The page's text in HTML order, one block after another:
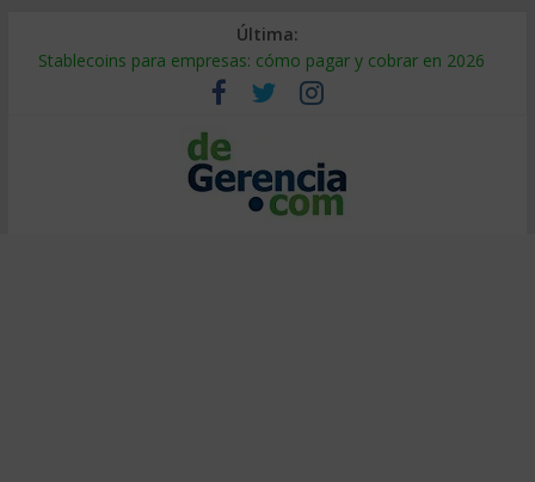
Última:
Stablecoins para empresas: cómo pagar y cobrar en 2026
Despido silencioso: qué es y por qué sale tan caro
IA en selección de personal: cómo auditarla a tiempo
Trabajo forzoso en la cadena de suministro: qué hacer
Mercado hispano de EE. UU.: cómo segmentarlo y venderle